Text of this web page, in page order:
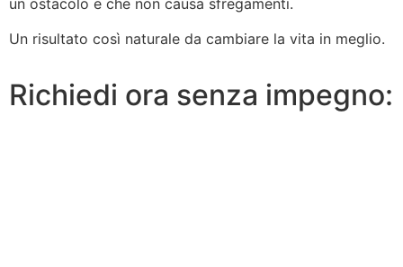
un ostacolo e che non causa sfregamenti.
Un risultato così naturale da cambiare la vita in meglio.
Richiedi ora senza impegno: